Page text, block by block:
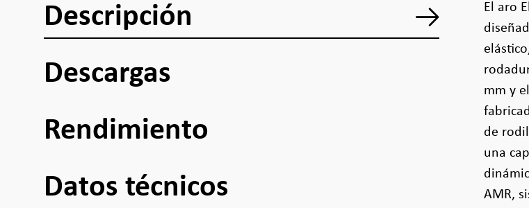
Descripción
Descargas
Rendimiento
Datos técnicos
El aro
mm y
de
una
AMR,